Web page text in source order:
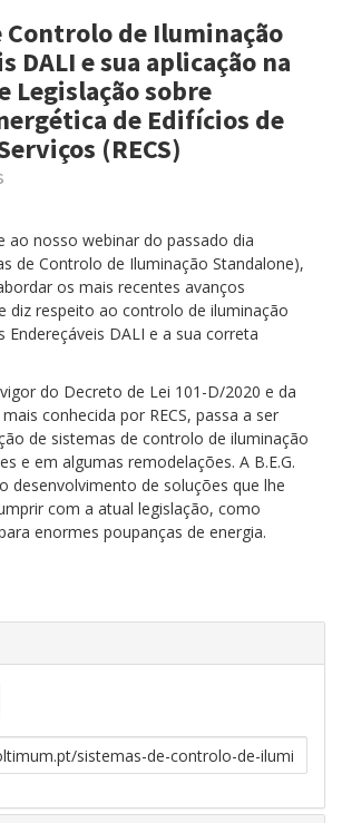
Controlo de Iluminação
DALI e sua aplicação na
Legislação sobre
de Edifícios de
(RECS)
ao nosso webinar do passado dia
de Controlo de Iluminação Standalone),
os mais recentes avanços
diz respeito ao controlo de iluminação
Endereçáveis DALI e a sua correta
do Decreto de Lei 101-D/2020 e da
conhecida por RECS, passa a ser
de sistemas de controlo de iluminação
e em algumas remodelações. A B.E.G.
desenvolvimento de soluções que lhe
com a atual legislação, como
enormes poupanças de energia.